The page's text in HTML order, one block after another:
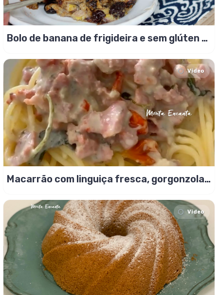
Bolo de banana de frigideira e sem glúten é
Video
Macarrão com linguiça fresca, gorgonzola,
Video